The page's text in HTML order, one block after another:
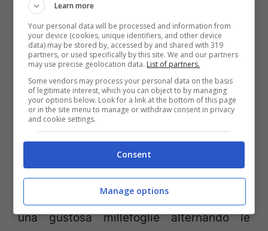
(Viagginews.com)
Se, invece, avete tempo di assottigliare le
fette e renderle croccanti potete creare
una gustosa millefoglie alternando le
Learn more
Your personal data will be processed and information from
your device (cookies, unique identifiers, and other device
data) may be stored by, accessed by and shared with 319
partners, or used specifically by this site. We and our partners
may use precise geolocation data. List of partners.
Some vendors may process your personal data on the basis
of legitimate interest, which you can object to by managing
your options below. Look for a link at the bottom of this page
or in the site menu to manage or withdraw consent in privacy
and cookie settings.
Consent
Manage options